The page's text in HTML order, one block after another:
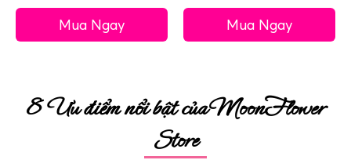
Mua Ngay Mua Ngay
8 Ưu điểm nổi bật của MoonFlower
Store